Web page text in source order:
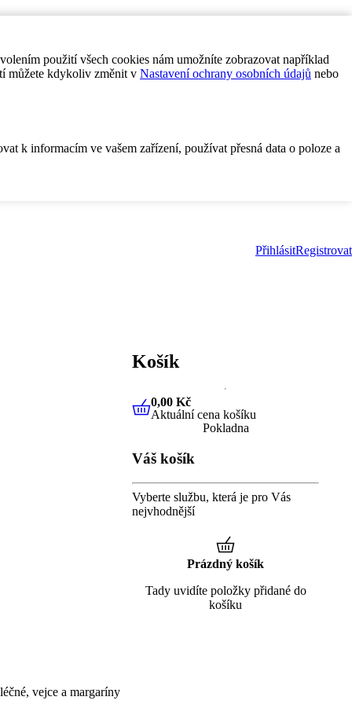
použití všech cookies nám umožníte zobrazovat například
můžete kdykoliv změnit v Nastavení ochrany osobních údajů nebo
k informacím ve vašem zařízení, používat přesná data o poloze a
PřihlásitRegistrovat
vejce a margaríny
Košík
0,00 KčAktuální cena košíku
0,00 Kč
Aktuální cena košíku
Pokladna
Váš košík
Vyberte službu, která je pro Vás
nejvhodnější
Prázdný košík
Tady uvidíte položky přidané do
košíku